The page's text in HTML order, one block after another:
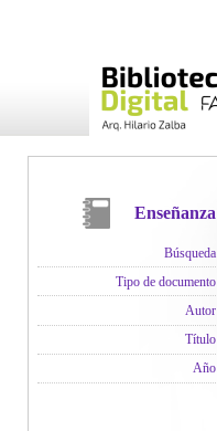
Enseñanza
Búsqueda
Tipo de documento
Autor
Título
Año